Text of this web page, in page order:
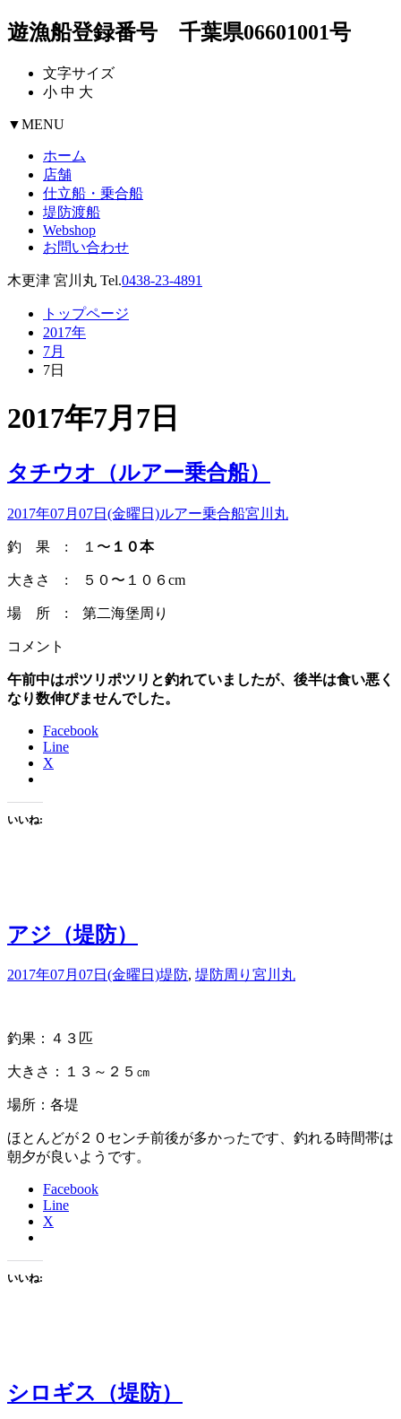
遊漁船登録番号 千葉県06601001号
文字サイズ
小 中 大
▼MENU
ホーム
店舗
仕立船・乗合船
堤防渡船
Webshop
お問い合わせ
木更津 宮川丸 Tel.0438-23-4891
トップページ
2017年
7月
7日
2017年7月7日
タチウオ（ルアー乗合船）
2017年07月07日(金曜日)ルアー乗合船宮川丸
釣 果 : １〜 １０本
大きさ : ５０〜１０６cm
場 所 : 第二海堡周り
コメント
午前中はポツリポツリと釣れていましたが、後半は食い悪く
なり数伸びませんでした。
Facebook
Line
X
いいね:
アジ（堤防）
2017年07月07日(金曜日)堤防, 堤防周り 宮川丸
釣果：４３匹
大きさ：１３～２５㎝
場所：各堤
ほとんどが２０センチ前後が多かったです、釣れる時間帯は
朝夕が良いようです。
Facebook
Line
X
いいね:
シロギス（堤防）